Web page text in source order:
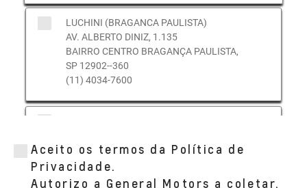
LUCHINI (BRAGANCA PAULISTA)
AV. ALBERTO DINIZ, 1.135
BAIRRO CENTRO BRAGANÇA PAULISTA,
SP 12902--360
(11) 4034-7600
BAIRRO ALVINOPOLIS ATIBAIA, SP 12942-
-001
(11) 4412-3966
Aceito os termos da Política de
Privacidade.
Autorizo a General Motors a coletar,